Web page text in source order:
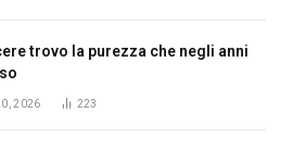
trovo la purezza che negli anni
2026 223